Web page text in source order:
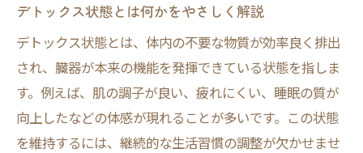
毒素を溜めないためのデトックス基本習慣
デトックスやり方を選ぶポイントを紹介
正しいデトックスの意味と基礎知識まとめ
無理なく続けるためのデトックスの基本
デトックス効果が期待できる食べ物の選び方
デトックス状態とは何かをやさしく解説
デトックス状態とは、体内の不要な物質が効率良く排出
され、臓器が本来の機能を発揮できている状態を指しま
す。例えば、肌の調子が良い、疲れにくい、睡眠の質が
向上したなどの体感が現れることが多いです。この状態
を維持するには、継続的な生活習慣の調整が欠かせませ